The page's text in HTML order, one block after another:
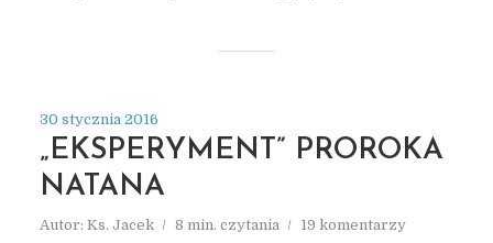
30 stycznia 2016
„EKSPERYMENT” PROROKA
NATANA
Autor: Ks. Jacek 8 min. czytania 19 komentarzy